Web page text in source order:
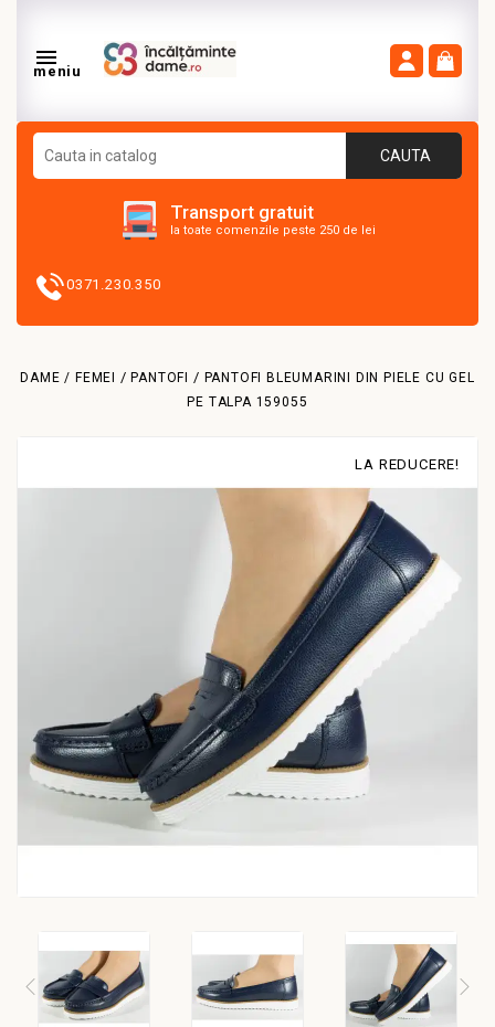

meniu
CAUTA
Transport gratuit
la toate comenzile peste 250 de lei
0371.230.350
DAME / FEMEI PANTOFI
PANTOFI BLEUMARINI DIN PIELE CU GEL
PE TALPA 159055
LA REDUCERE!